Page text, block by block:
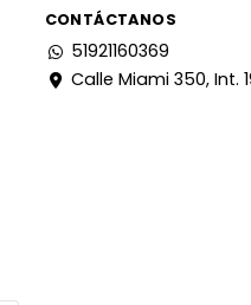
CONTÁCTANOS
51921160369
Calle Miami 350, Int.